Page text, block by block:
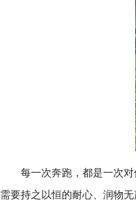
每一次奔跑，都是一次对
需要持之以恒的耐心、润物